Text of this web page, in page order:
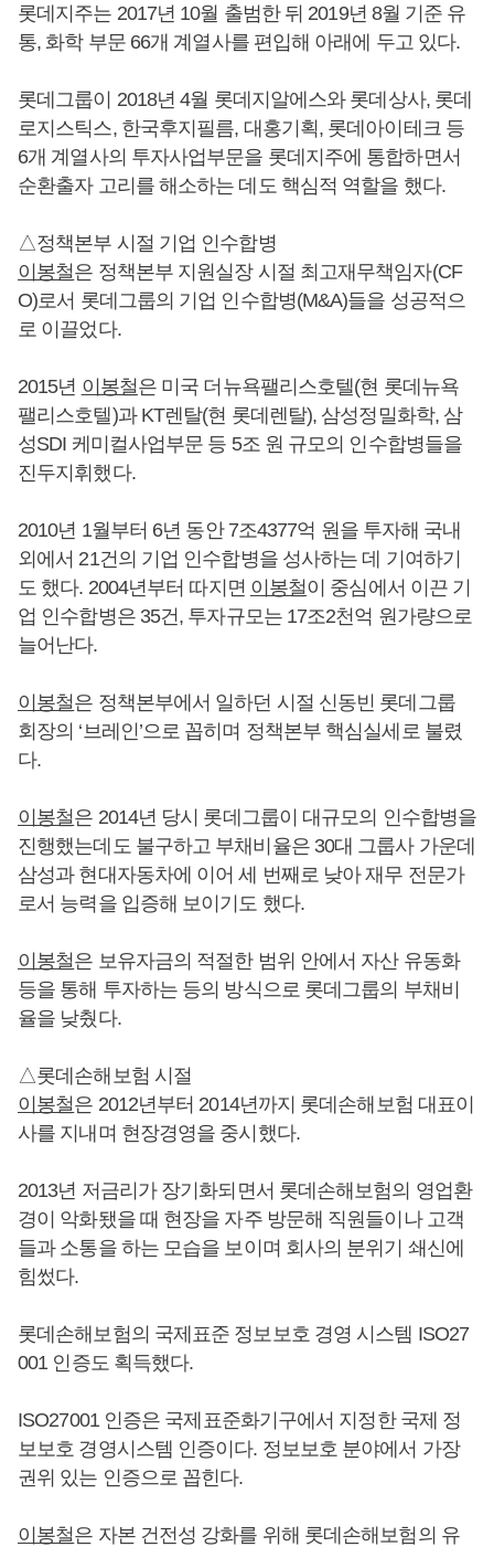
롯데지주는 2017년 10월 출범한 뒤 2019년 8월 기준 유
통, 화학 부문 66개 계열사를 편입해 아래에 두고 있다.
롯데그룹이 2018년 4월 롯데지알에스와 롯데상사, 롯데
로지스틱스, 한국후지필름, 대홍기획, 롯데아이테크 등
6개 계열사의 투자사업부문을 롯데지주에 통합하면서
순환출자 고리를 해소하는 데도 핵심적 역할을 했다.
△정책본부 시절 기업 인수합병
이봉철은 정책본부 지원실장 시절 최고재무책임자(CF
O)로서 롯데그룹의 기업 인수합병(M&A)들을 성공적으
로 이끌었다.
2015년 이봉철은 미국 더뉴욕팰리스호텔(현 롯데뉴욕
팰리스호텔)과 KT렌탈(현 롯데렌탈), 삼성정밀화학, 삼
성SDI 케미컬사업부문 등 5조 원 규모의 인수합병들을
진두지휘했다.
2010년 1월부터 6년 동안 7조4377억 원을 투자해 국내
외에서 21건의 기업 인수합병을 성사하는 데 기여하기
도 했다. 2004년부터 따지면 이봉철이 중심에서 이끈 기
업 인수합병은 35건, 투자규모는 17조2천억 원가량으로
늘어난다.
이봉철은 정책본부에서 일하던 시절 신동빈 롯데그룹
회장의 ‘브레인’으로 꼽히며 정책본부 핵심실세로 불렸
다.
이봉철은 2014년 당시 롯데그룹이 대규모의 인수합병을
진행했는데도 불구하고 부채비율은 30대 그룹사 가운데
삼성과 현대자동차에 이어 세 번째로 낮아 재무 전문가
로서 능력을 입증해 보이기도 했다.
이봉철은 보유자금의 적절한 범위 안에서 자산 유동화
등을 통해 투자하는 등의 방식으로 롯데그룹의 부채비
율을 낮췄다.
△롯데손해보험 시절
이봉철은 2012년부터 2014년까지 롯데손해보험 대표이
사를 지내며 현장경영을 중시했다.
2013년 저금리가 장기화되면서 롯데손해보험의 영업환
경이 악화됐을 때 현장을 자주 방문해 직원들이나 고객
들과 소통을 하는 모습을 보이며 회사의 분위기 쇄신에
힘썼다.
롯데손해보험의 국제표준 정보보호 경영 시스템 ISO27
001 인증도 획득했다.
ISO27001 인증은 국제표준화기구에서 지정한 국제 정
보보호 경영시스템 인증이다. 정보보호 분야에서 가장
권위 있는 인증으로 꼽힌다.
이봉철은 자본 건전성 강화를 위해 롯데손해보험의 유